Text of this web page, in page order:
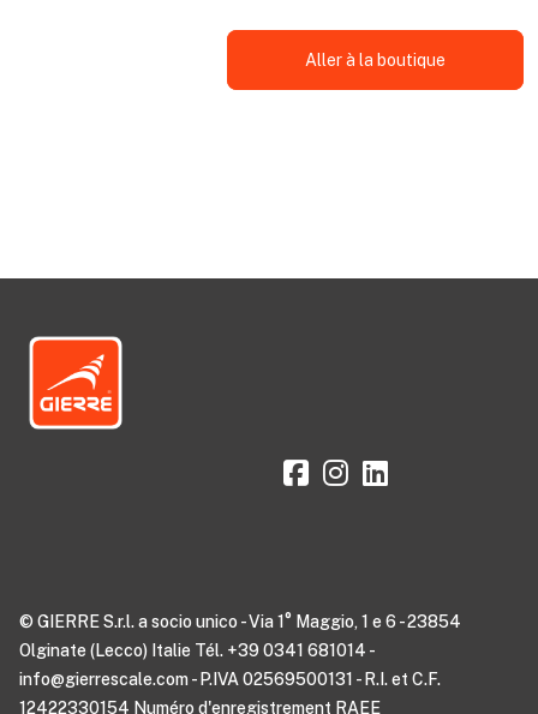
Aller à la boutique
© GIERRE S.r.l. a socio unico - Via 1° Maggio, 1 e 6 - 23854
Olginate (Lecco) Italie Tél. +39 0341 681014 -
info@gierrescale.com - P.IVA 02569500131 - R.I. et C.F.
12422330154 Numéro d'enregistrement RAEE